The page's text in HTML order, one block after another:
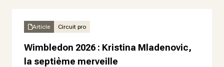
Article Circuit pro
Wimbledon 2026 : Kristina Mladenovic,
la septième merveille